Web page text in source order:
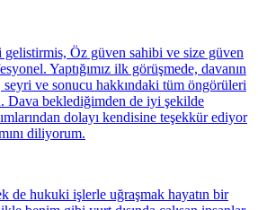
Öz güven sahibi ve size güven
Yaptığımız ilk görüşmede, davanın
seyri ve sonucu hakkındaki tüm öngörüleri
Dava beklediğimden de iyi şekilde
dolayı kendisine teşekkür ediyor
diliyorum.
de hukuki işlerle uğraşmak hayatın bir